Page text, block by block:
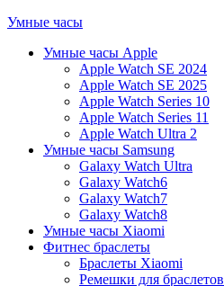
Умные часы
Умные часы Apple
Apple Watch SE 2024
Apple Watch SE 2025
Apple Watch Series 10
Apple Watch Series 11
Apple Watch Ultra 2
Умные часы Samsung
Galaxy Watch Ultra
Galaxy Watch6
Galaxy Watch7
Galaxy Watch8
Умные часы Xiaomi
Фитнес браслеты
Браслеты Xiaomi
Ремешки для браслетов